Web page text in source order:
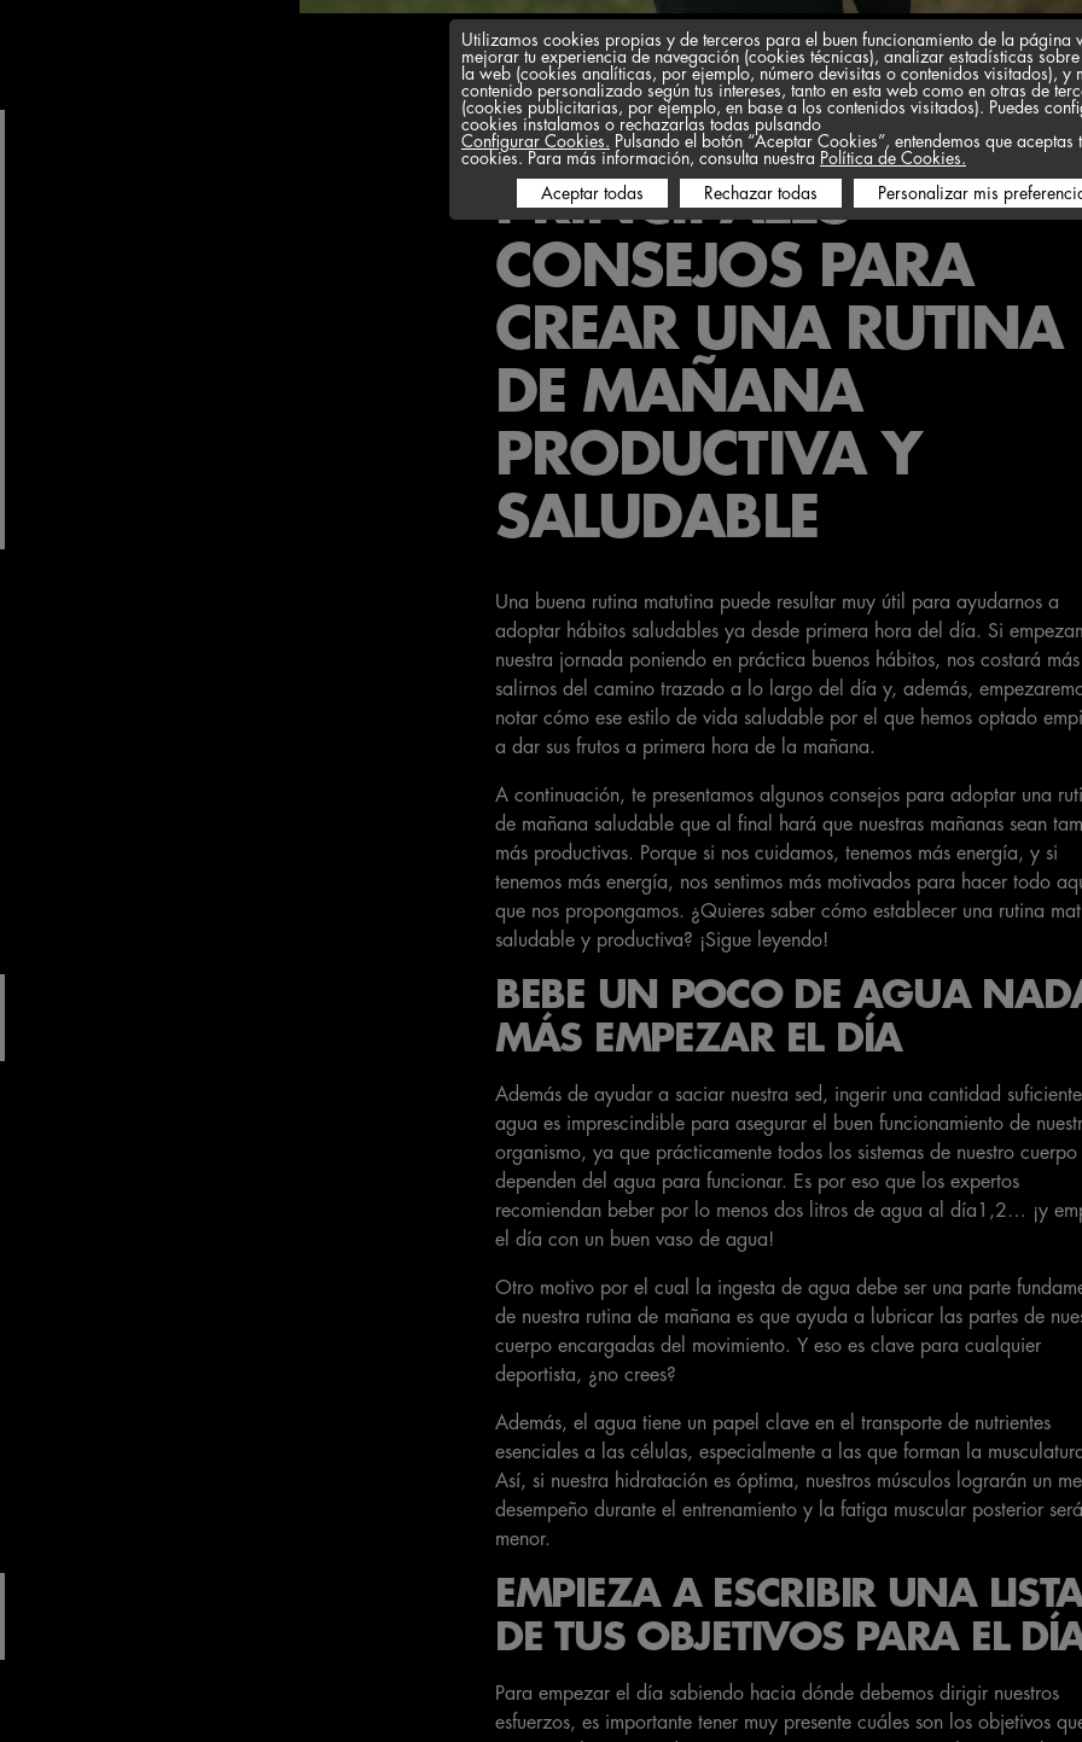
NUESTROS
PRINCIPALES
CONSEJOS PARA
CREAR UNA RUTINA
DE MAÑANA
PRODUCTIVA Y
SALUDABLE
Una buena rutina matutina puede resultar muy útil para ayudarnos a
adoptar hábitos saludables ya desde primera hora del día. Si
nuestra jornada poniendo en práctica buenos hábitos, nos costará más
salirnos del camino trazado a lo largo del día y, además,
notar cómo ese estilo de vida saludable por el que hemos optado
a dar sus frutos a primera hora de la mañana.
A continuación, te presentamos algunos consejos para adoptar una
de mañana saludable que al final hará que nuestras mañanas sean
más productivas. Porque si nos cuidamos, tenemos más energía, y si
tenemos más energía, nos sentimos más motivados para hacer todo
que nos propongamos. ¿Quieres saber cómo establecer una rutina
saludable y productiva? ¡Sigue leyendo!
BEBE UN POCO DE AGUA
MÁS EMPEZAR EL DÍA
Además de ayudar a saciar nuestra sed, ingerir una cantidad
agua es imprescindible para asegurar el buen funcionamiento de
organismo, ya que prácticamente todos los sistemas de nuestro cuerpo
dependen del agua para funcionar. Es por eso que los expertos
recomiendan beber por lo menos dos litros de agua al día1,2… ¡y
el día con un buen vaso de agua!
Otro motivo por el cual la ingesta de agua debe ser una parte
de nuestra rutina de mañana es que ayuda a lubricar las partes de
cuerpo encargadas del movimiento. Y eso es clave para cualquier
deportista, ¿no crees?
Además, el agua tiene un papel clave en el transporte de nutrientes
esenciales a las células, especialmente a las que forman la
Así, si nuestra hidratación es óptima, nuestros músculos lograrán un
desempeño durante el entrenamiento y la fatiga muscular posterior será
menor.
EMPIEZA A ESCRIBIR UNA
DE TUS OBJETIVOS PARA EL
Para empezar el día sabiendo hacia dónde debemos dirigir nuestros
esfuerzos, es importante tener muy presente cuáles son los objetivos
Utilizamos cookies propias y de terceros para el buen funcionamiento de la página
mejorar tu experiencia de navegación (cookies técnicas), analizar estadísticas
la web (cookies analíticas, por ejemplo, número devisitas o contenidos visitados), y
contenido personalizado según tus intereses, tanto en esta web como en otras de
(cookies publicitarias, por ejemplo, en base a los contenidos visitados). Puedes
cookies instalamos o rechazarlas todas pulsando
Configurar Cookies. Pulsando el botón “Aceptar Cookies”, entendemos que aceptas
cookies. Para más información, consulta nuestra Política de Cookies.
Aceptar todas Rechazar todas Personalizar mis